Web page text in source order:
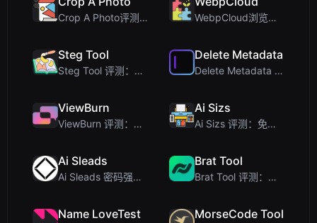
Crop A Photo评测：注重隐私的免费客户端批量图片裁剪工具 WebpCloud浏览器内图像拼接器的第一印象
Steg Tool
Steg Tool 评测：终极客户端图像隐写术解决方案
Delete Metadata
Delete Metadata 评测：一款在客户端剥离图片追踪数据的隐私工具
ViewBurn
ViewBurn 评测：免费阅后即焚工具，打造安全的临时消息
Ai Sizs
Ai Sizs 评测：免费、私密的图像相似度与模糊检测工具
Ai Sleads
Ai Sleads 密码强度检查器评测：零上传、实时熵分析
Brat Tool
Brat Tool 评测：免费在线 Charli XCX 风格 Brat 文字生成器
Name LoveTest MorseCode Tool